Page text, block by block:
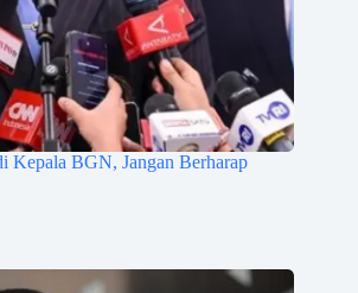
Kepala BGN, Jangan Berharap